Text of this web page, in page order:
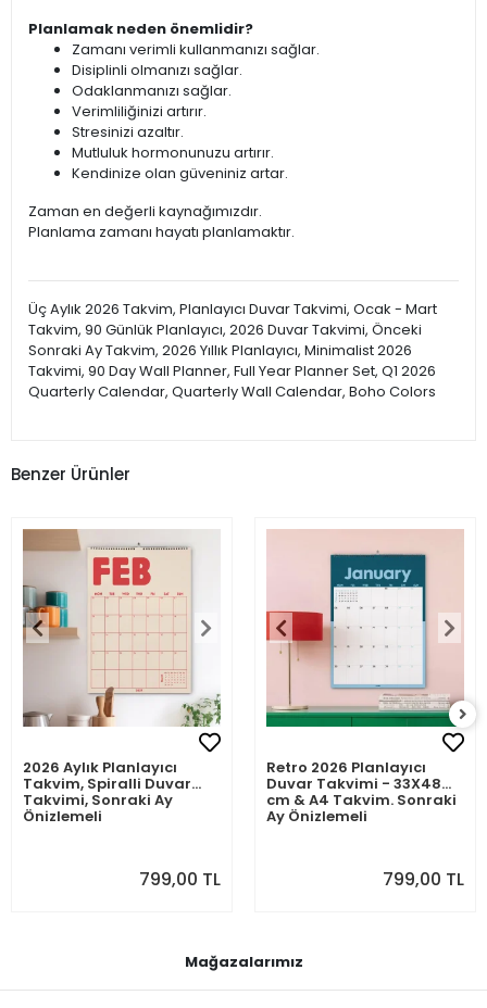
Planlamak neden önemlidir?
Zamanı verimli kullanmanızı sağlar.
Disiplinli olmanızı sağlar.
Odaklanmanızı sağlar.
Verimliliğinizi artırır.
Stresinizi azaltır.
Mutluluk hormonunuzu artırır.
Kendinize olan güveniniz artar.
Zaman en değerli kaynağımızdır.
Planlama zamanı hayatı planlamaktır.
Üç Aylık 2026 Takvim, Planlayıcı Duvar Takvimi, Ocak - Mart
Takvim, 90 Günlük Planlayıcı, 2026 Duvar Takvimi, Önceki
Sonraki Ay Takvim, 2026 Yıllık Planlayıcı, Minimalist 2026
Takvimi, 90 Day Wall Planner, Full Year Planner Set, Q1 2026
Quarterly Calendar, Quarterly Wall Calendar, Boho Colors
Benzer Ürünler
2026 Aylık Planlayıcı
Takvim, Spiralli Duvar
Takvimi, Sonraki Ay
Önizlemeli
799,00 TL
Retro 2026 Planlayıcı
Duvar Takvimi - 33X48
cm & A4 Takvim. Sonraki
Ay Önizlemeli
799,00 TL
Mağazalarımız